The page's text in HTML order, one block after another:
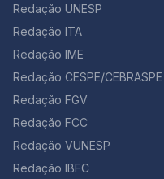
Redação UNESP
Redação ITA
Redação IME
Redação CESPE/CEBRASPE
Redação FGV
Redação FCC
Redação VUNESP
Redação IBFC